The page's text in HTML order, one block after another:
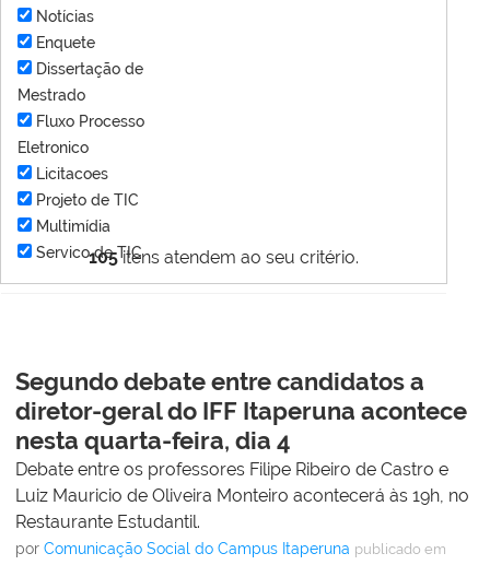
105itens atendem ao seu critério.
Notícias
Enquete
Dissertação de
Mestrado
Fluxo Processo
Eletronico
Licitacoes
Projeto de TIC
Multimídia
Servico de TIC
Segundo debate entre candidatos a
diretor-geral do IFF Itaperuna acontece
nesta quarta-feira, dia 4
Debate entre os professores Filipe Ribeiro de Castro e
Luiz Mauricio de Oliveira Monteiro acontecerá às 19h, no
Restaurante Estudantil.
por Comunicação Social do Campus Itaperuna publicado em